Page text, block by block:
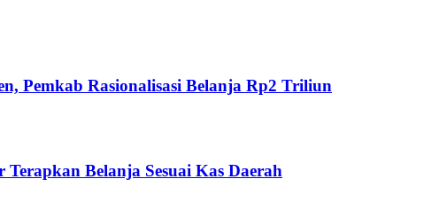
Pemkab Rasionalisasi Belanja Rp2 Triliun
Belanja Sesuai Kas Daerah